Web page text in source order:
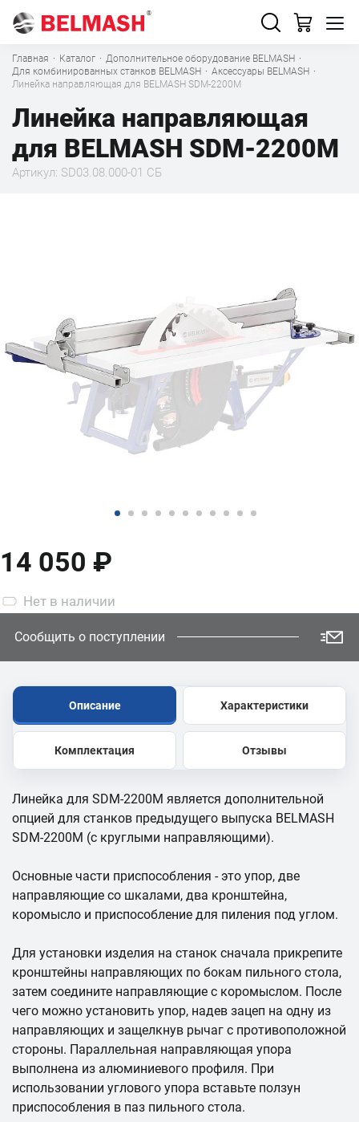
Главная · Каталог · Дополнительное оборудование BELMASH ·
Для комбинированных станков BELMASH · Аксессуары BELMASH ·
Линейка направляющая для BELMASH SDM-2200M
Линейка направляющая
для BELMASH SDM-2200M
Артикул: SD03.08.000-01 СБ
14 050 ₽
Нет в наличии
Сообщить о поступлении
Описание Характеристики
Комплектация Отзывы
Линейка для SDM-2200M является дополнительной
опцией для станков предыдущего выпуска BELMASH
SDM-2200M (с круглыми направляющими).
Основные части приспособления - это упор, две
направляющие со шкалами, два кронштейна,
коромысло и приспособление для пиления под углом.
Для установки изделия на станок сначала прикрепите
кронштейны направляющих по бокам пильного стола,
затем соедините направляющие с коромыслом. После
чего можно установить упор, надев зацеп на одну из
направляющих и защелкнув рычаг с противоположной
стороны. Параллельная направляющая упора
выполнена из алюминиевого профиля. При
использовании углового упора вставьте ползун
приспособления в паз пильного стола.